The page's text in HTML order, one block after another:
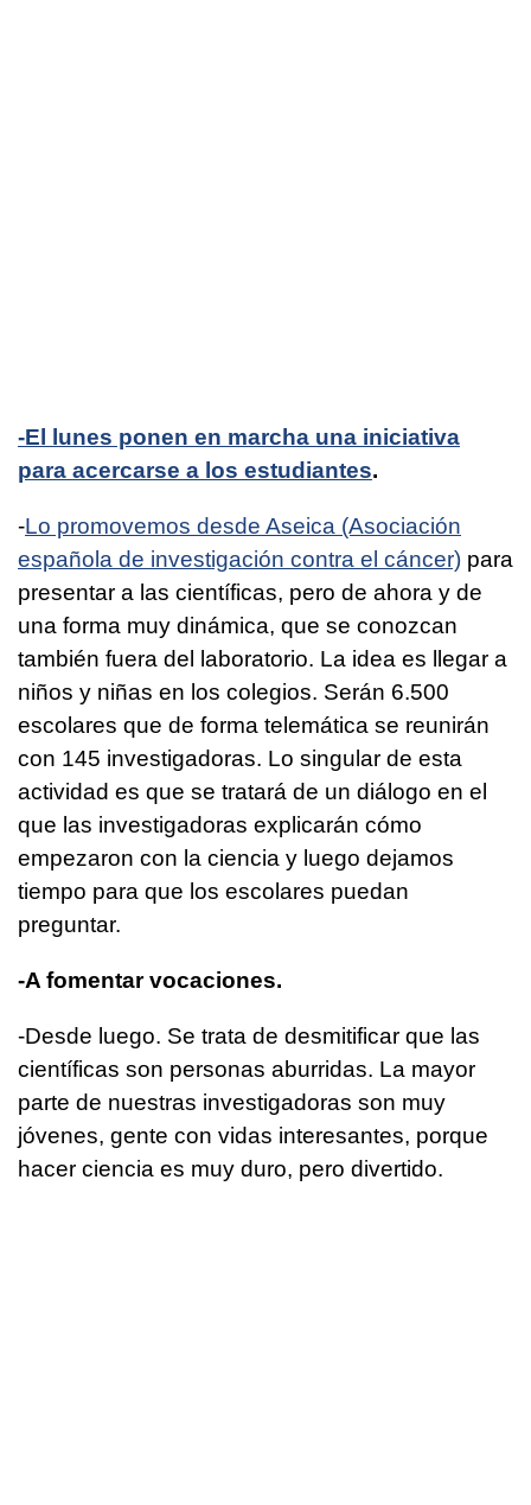
-El lunes ponen en marcha una iniciativa
para acercarse a los estudiantes.
-Lo promovemos desde Aseica (Asociación
española de investigación contra el cáncer) para
presentar a las científicas, pero de ahora y de
una forma muy dinámica, que se conozcan
también fuera del laboratorio. La idea es llegar a
niños y niñas en los colegios. Serán 6.500
escolares que de forma telemática se reunirán
con 145 investigadoras. Lo singular de esta
actividad es que se tratará de un diálogo en el
que las investigadoras explicarán cómo
empezaron con la ciencia y luego dejamos
tiempo para que los escolares puedan
preguntar.
-A fomentar vocaciones.
-Desde luego. Se trata de desmitificar que las
científicas son personas aburridas. La mayor
parte de nuestras investigadoras son muy
jóvenes, gente con vidas interesantes, porque
hacer ciencia es muy duro, pero divertido.